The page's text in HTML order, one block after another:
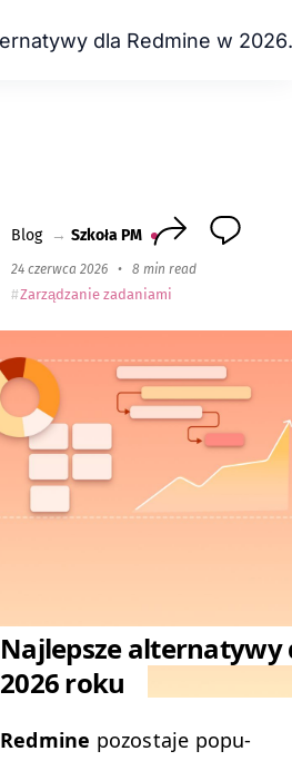
Blog → Szkoła PM
24 czerwca 2026 • 8 min read
Zarządzanie zadaniami
Najlepsze alternatywy
2026 roku
Red­mine pozosta­je pop­u­